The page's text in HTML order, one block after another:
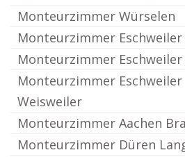
Monteurzimmer Würselen
Monteurzimmer
Monteurzimmer
Monteurzimmer Eschweiler
Weisweiler
Monteurzimmer Aachen
Monteurzimmer Düren